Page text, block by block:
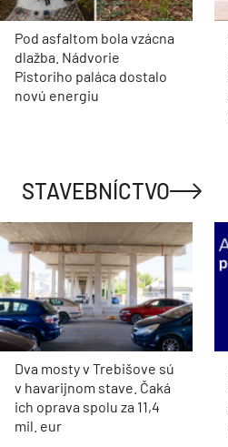
Pod asfaltom bola vzácna
dlažba. Nádvorie
Pistoriho paláca dostalo
novú energiu
STAVEBNÍCTVO
Dva mosty v Trebišove sú
v havarijnom stave. Čaká
ich oprava spolu za 11,4
mil. eur